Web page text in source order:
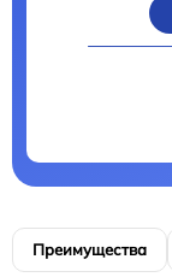
Преимущества